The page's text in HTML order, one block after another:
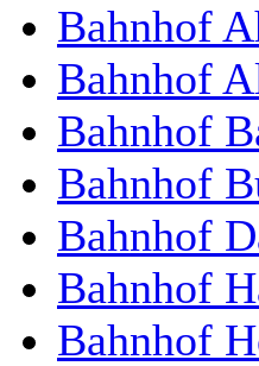
Bahnhof
Bahnhof
Bahnhof
Bahnhof
Bahnhof
Bahnhof
Bahnhof